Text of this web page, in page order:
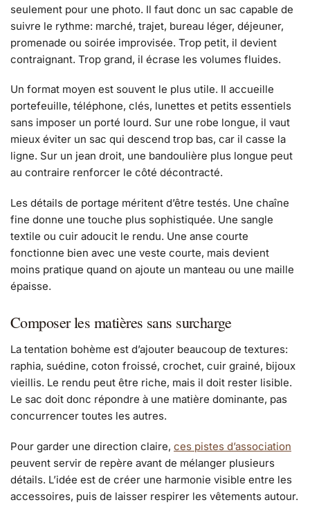
seulement pour une photo. Il faut donc un sac capable de
suivre le rythme: marché, trajet, bureau léger, déjeuner,
promenade ou soirée improvisée. Trop petit, il devient
contraignant. Trop grand, il écrase les volumes fluides.
Un format moyen est souvent le plus utile. Il accueille
portefeuille, téléphone, clés, lunettes et petits essentiels
sans imposer un porté lourd. Sur une robe longue, il vaut
mieux éviter un sac qui descend trop bas, car il casse la
ligne. Sur un jean droit, une bandoulière plus longue peut
au contraire renforcer le côté décontracté.
Les détails de portage méritent d’être testés. Une chaîne
fine donne une touche plus sophistiquée. Une sangle
textile ou cuir adoucit le rendu. Une anse courte
fonctionne bien avec une veste courte, mais devient
moins pratique quand on ajoute un manteau ou une maille
épaisse.
Composer les matières sans surcharge
La tentation bohème est d’ajouter beaucoup de textures:
raphia, suédine, coton froissé, crochet, cuir grainé, bijoux
vieillis. Le rendu peut être riche, mais il doit rester lisible.
Le sac doit donc répondre à une matière dominante, pas
concurrencer toutes les autres.
Pour garder une direction claire, ces pistes d’association
peuvent servir de repère avant de mélanger plusieurs
détails. L’idée est de créer une harmonie visible entre les
accessoires, puis de laisser respirer les vêtements autour.